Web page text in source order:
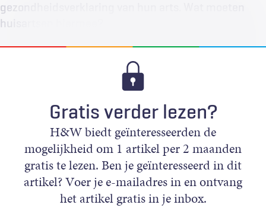
gezondheidsverklaring van hun arts. Wat moeten
huisartsen hiermee?
Gratis verder lezen?
H&W biedt geïnteresseerden de
mogelijkheid om 1 artikel per 2 maanden
gratis te lezen. Ben je geïnteresseerd in dit
artikel? Voer je e-mailadres in en ontvang
het artikel gratis in je inbox.